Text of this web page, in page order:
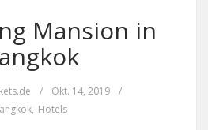
Mansion in
/ Okt. 14, 2019
/
, Hotels